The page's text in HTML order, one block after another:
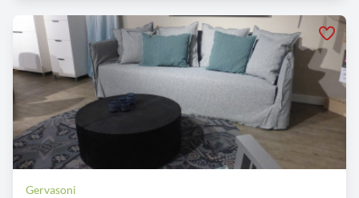
Gervasoni